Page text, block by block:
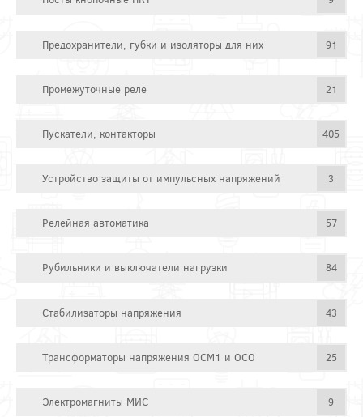
Предохранители, губки и изоляторы для них 91
Промежуточные реле 21
Пускатели, контакторы 405
Устройство защиты от импульсных напряжений 3
Релейная автоматика 57
Рубильники и выключатели нагрузки 84
Стабилизаторы напряжения 43
Трансформаторы напряжения ОСМ1 и ОСО 25
Электромагниты МИС 9